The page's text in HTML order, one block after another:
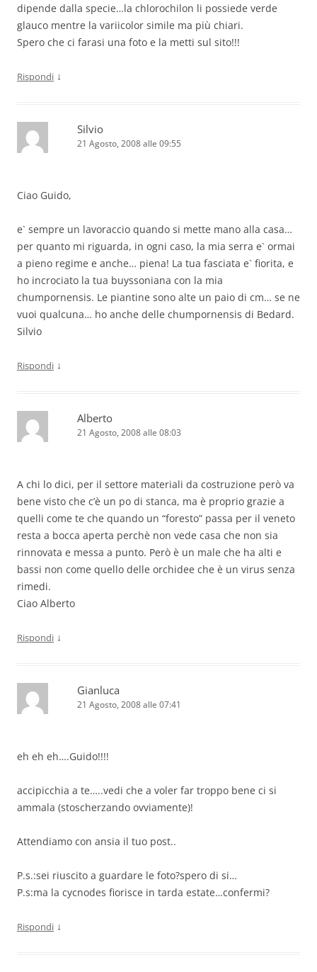
dipende dalla specie…la chlorochilon li possiede verde
glauco mentre la variicolor simile ma più chiari.
Spero che ci farasi una foto e la metti sul sito!!!
Rispondi ↓
Silvio
21 Agosto, 2008 alle 09:55
Ciao Guido,
e` sempre un lavoraccio quando si mette mano alla casa…
per quanto mi riguarda, in ogni caso, la mia serra e` ormai
a pieno regime e anche… piena! La tua fasciata e` fiorita, e
ho incrociato la tua buyssoniana con la mia
chumpornensis. Le piantine sono alte un paio di cm… se ne
vuoi qualcuna… ho anche delle chumpornensis di Bedard.
Silvio
Rispondi ↓
Alberto
21 Agosto, 2008 alle 08:03
A chi lo dici, per il settore materiali da costruzione però va
bene visto che c’è un po di stanca, ma è proprio grazie a
quelli come te che quando un “foresto” passa per il veneto
resta a bocca aperta perchè non vede casa che non sia
rinnovata e messa a punto. Però è un male che ha alti e
bassi non come quello delle orchidee che è un virus senza
rimedi.
Ciao Alberto
Rispondi ↓
Gianluca
21 Agosto, 2008 alle 07:41
eh eh eh….Guido!!!!
accipicchia a te…..vedi che a voler far troppo bene ci si
ammala (stoscherzando ovviamente)!
Attendiamo con ansia il tuo post..
P.s.:sei riuscito a guardare le foto?spero di si…
P.s:ma la cycnodes fiorisce in tarda estate…confermi?
Rispondi ↓